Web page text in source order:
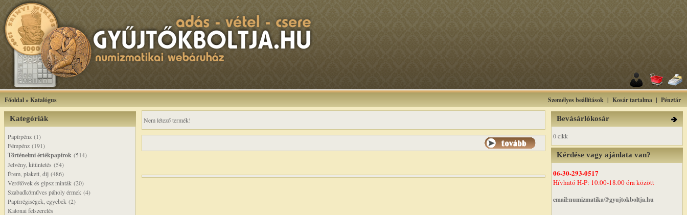
Főoldal»Katalógus Személyes beállítások | Kosár tartalma | Pénztár
Kategóriák
Papírpénz (1)
Fémpénz (191)
Történelmi értékpapírok (514)
Jelvény, kitüntetés (54)
Érem, plakett, díj (486)
Verőtövek és gipsz minták (20)
Szabadkőműves páholy érmek (4)
Papírrégiségek, egyebek (2)
Katonai felszerelés
Nem létező termék! Bevásárlókosár
0 cikk
Kérdése vagy ajánlata van?
06-30-293-0517
Hívható H-P: 10.00-18.00 óra között
email:numizmatika@gyujtokboltja.hu